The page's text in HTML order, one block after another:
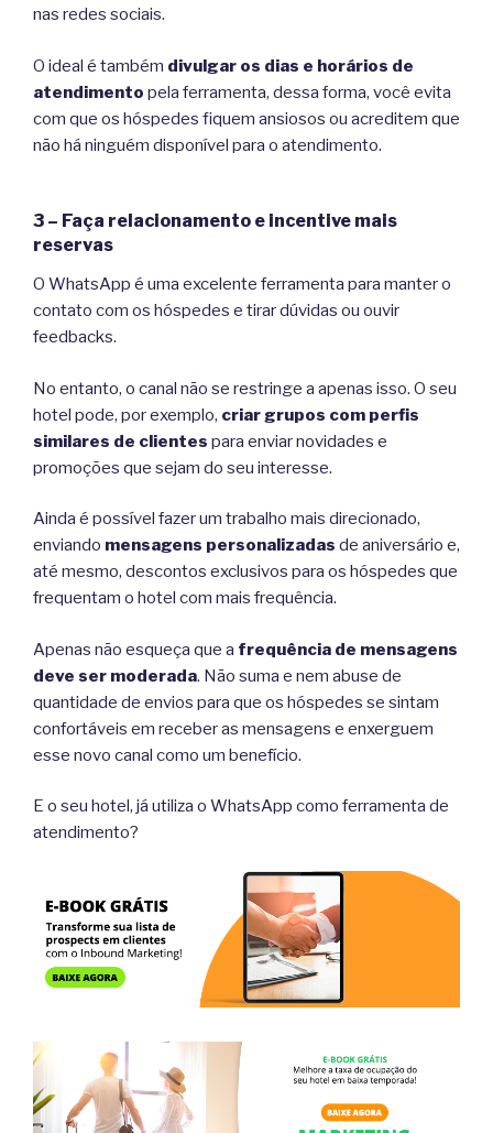
nas redes sociais.
O ideal é também divulgar os dias e horários de
atendimento pela ferramenta, dessa forma, você evita
com que os hóspedes fiquem ansiosos ou acreditem que
não há ninguém disponível para o atendimento.
3 – Faça relacionamento e incentive mais
reservas
O WhatsApp é uma excelente ferramenta para manter o
contato com os hóspedes e tirar dúvidas ou ouvir
feedbacks.
No entanto, o canal não se restringe a apenas isso. O seu
hotel pode, por exemplo, criar grupos com perfis
similares de clientes para enviar novidades e
promoções que sejam do seu interesse.
Ainda é possível fazer um trabalho mais direcionado,
enviando mensagens personalizadas de aniversário e,
até mesmo, descontos exclusivos para os hóspedes que
frequentam o hotel com mais frequência.
Apenas não esqueça que a frequência de mensagens
deve ser moderada. Não suma e nem abuse de
quantidade de envios para que os hóspedes se sintam
confortáveis em receber as mensagens e enxerguem
esse novo canal como um benefício.
E o seu hotel, já utiliza o WhatsApp como ferramenta de
atendimento?